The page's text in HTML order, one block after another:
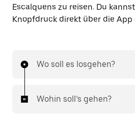
Escalquens zu reisen. Du
Knopfdruck direkt über die App
Wo soll es losgehen?
Wohin soll’s gehen?